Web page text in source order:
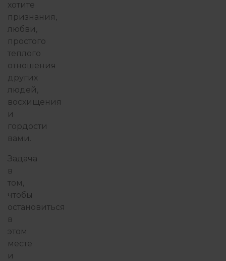
хотите
признания,
любви,
простого
теплого
отношения
других
людей,
восхищения
и
гордости
вами.
Задача
в
том,
чтобы
остановиться
в
этом
месте
и